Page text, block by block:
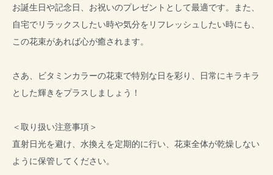
お誕生日や記念日、お祝いのプレゼントとして最適です。また、
自宅でリラックスしたい時や気分をリフレッシュしたい時にも、
この花束があれば心が癒されます。
さあ、ビタミンカラーの花束で特別な日を彩り、日常にキラキラ
とした輝きをプラスしましょう！
＜取り扱い注意事項＞
直射日光を避け、水換えを定期的に行い、花束全体が乾燥しない
ように保管してください。